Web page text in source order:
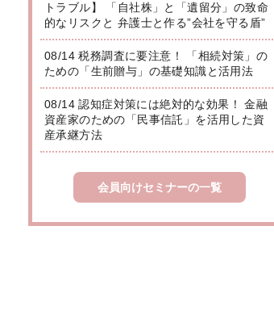
トラブル】 「自社株」と「遺留分」の致命
的なリスクと 弁護士と作る”会社を守る盾”
08/14 税務調査に要注意！ 「相続対策」の
ための「生前贈与」の基礎知識と活用法
08/14 認知症対策には絶対的な効果！ 金融
資産家のための「民事信託」を活用した資
産承継方法
会員向けセミナーの一覧